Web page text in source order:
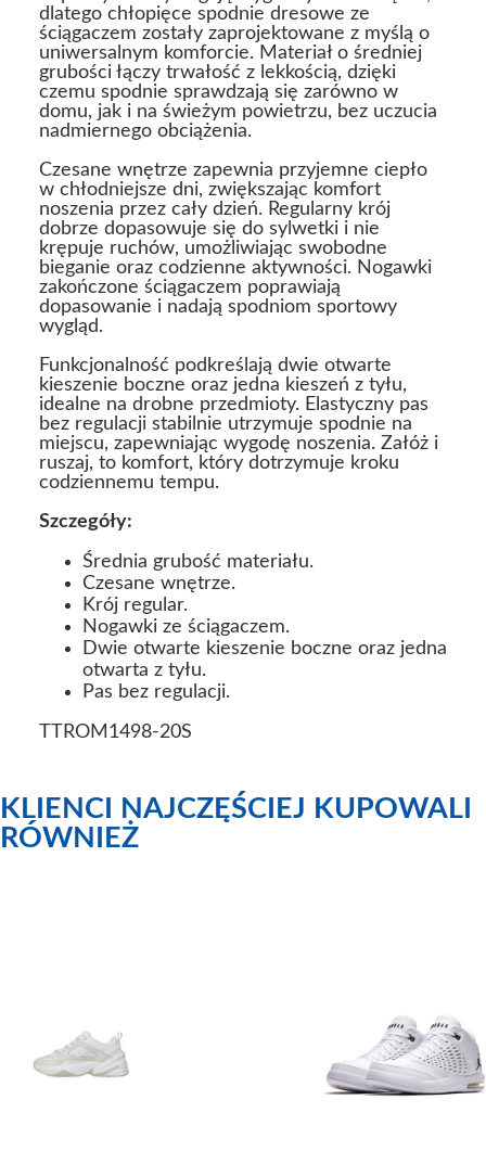
dlatego chłopięce spodnie dresowe ze
ściągaczem zostały zaprojektowane z myślą o
uniwersalnym komforcie. Materiał o średniej
grubości łączy trwałość z lekkością, dzięki
czemu spodnie sprawdzają się zarówno w
domu, jak i na świeżym powietrzu, bez uczucia
nadmiernego obciążenia.
Czesane wnętrze zapewnia przyjemne ciepło
w chłodniejsze dni, zwiększając komfort
noszenia przez cały dzień. Regularny krój
dobrze dopasowuje się do sylwetki i nie
krępuje ruchów, umożliwiając swobodne
bieganie oraz codzienne aktywności. Nogawki
zakończone ściągaczem poprawiają
dopasowanie i nadają spodniom sportowy
wygląd.
Funkcjonalność podkreślają dwie otwarte
kieszenie boczne oraz jedna kieszeń z tyłu,
idealne na drobne przedmioty. Elastyczny pas
bez regulacji stabilnie utrzymuje spodnie na
miejscu, zapewniając wygodę noszenia. Załóż i
ruszaj, to komfort, który dotrzymuje kroku
codziennemu tempu.
Szczegóły:
Średnia grubość materiału.
Czesane wnętrze.
Krój regular.
Nogawki ze ściągaczem.
Dwie otwarte kieszenie boczne oraz jedna
otwarta z tyłu.
Pas bez regulacji.
TTROM1498-20S
KLIENCI NAJCZĘŚCIEJ KUPOWALI
RÓWNIEŻ